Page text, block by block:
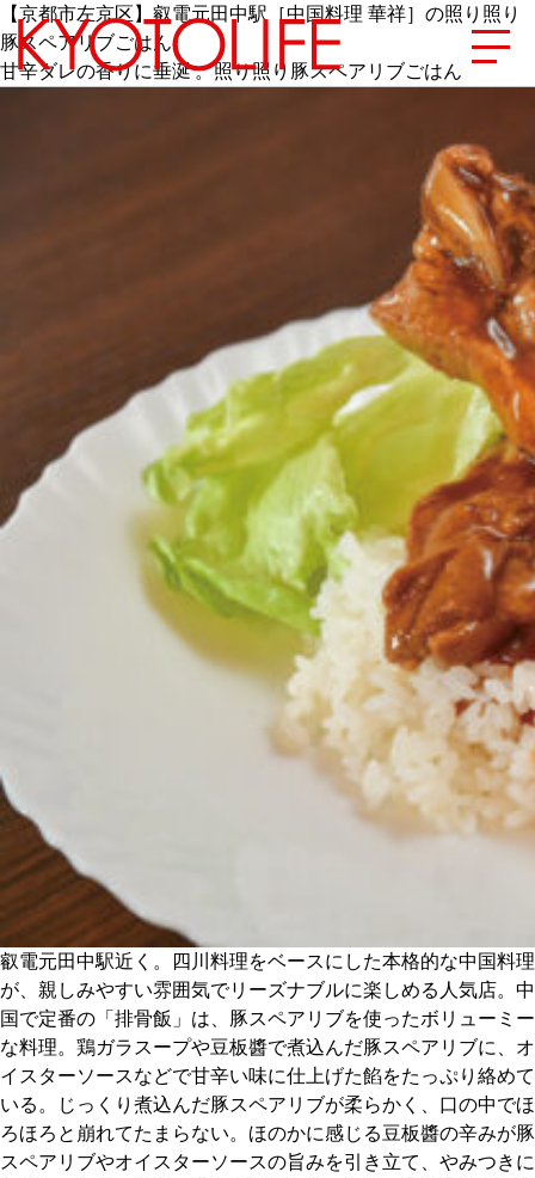
NEW OPEN
SERIES
CULTURE
ABOUT US
チケットプレゼント応募
MAIN MENU
SERIES
カレーが好き
京都おやつクラブ
【京都市左京区】叡電元田中駅［中国料理 華祥］の照り照り
豚スペアリブごはん
甘辛ダレの香りに垂涎 。照り照り豚スペアリブごはん
叡電元田中駅近く。四川料理をベースにした本格的な中国料理
が、親しみやすい雰囲気でリーズナブルに楽しめる人気店。中
国で定番の「排骨飯」は、豚スペアリブを使ったボリューミー
な料理。鶏ガラスープや豆板醬で煮込んだ豚スペアリブに、オ
イスターソースなどで甘辛い味に仕上げた餡をたっぷり絡めて
いる。じっくり煮込んだ豚スペアリブが柔らかく、口の中でほ
ろほろと崩れてたまらない。ほのかに感じる豆板醬の辛みが豚
スペアリブやオイスターソースの旨みを引き立て、やみつきに